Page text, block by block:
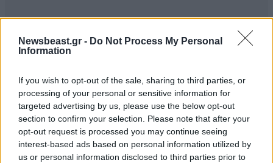
Newsbeast.gr - Do Not Process My Personal
Information
If you wish to opt-out of the sale, sharing to third parties, or
processing of your personal or sensitive information for
targeted advertising by us, please use the below opt-out
section to confirm your selection. Please note that after your
opt-out request is processed you may continue seeing
interest-based ads based on personal information utilized by
us or personal information disclosed to third parties prior to
ΠΡΟΣΘΕΣΤΕ ΤΟ ΣΧΟΛΙΟ ΣΑΣ